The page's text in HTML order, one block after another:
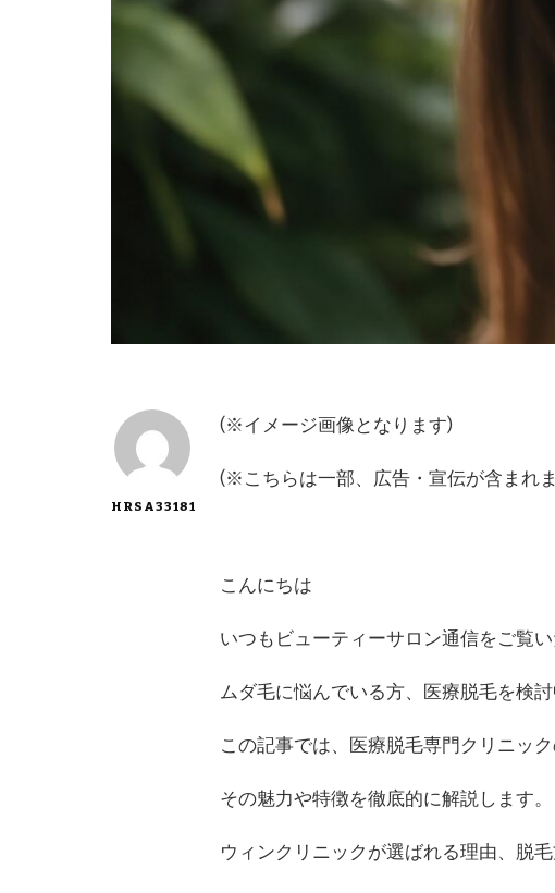
HRSA33181
(※イメージ画像となります)
(※こちらは一部、広告・宣伝が含まれ
こんにちは
いつもビューティーサロン通信をご覧
ムダ毛に悩んでいる方、医療脱毛を検討
この記事では、医療脱毛専門クリニッ
その魅力や特徴を徹底的に解説します。
ウィンクリニックが選ばれる理由、脱